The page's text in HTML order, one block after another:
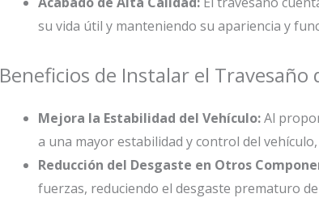
su vida útil y manteniendo su apariencia y
Beneficios de Instalar el
Mejora la Estabilidad del Vehículo:Al
a una mayor estabilidad y control del
Reducción del Desgaste en Otros
fuerzas, reduciendo el desgaste prematuro